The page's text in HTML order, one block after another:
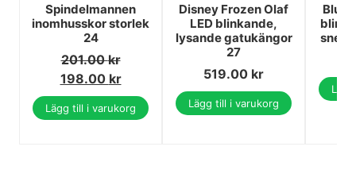
Spindelmannen
inomhusskor storlek
24
201.00kr
198.00 kr
Lägg till i varukorg
Disney Frozen Olaf
LED blinkande,
lysande gatukängor
27
519.00 kr
Lägg till i varukorg